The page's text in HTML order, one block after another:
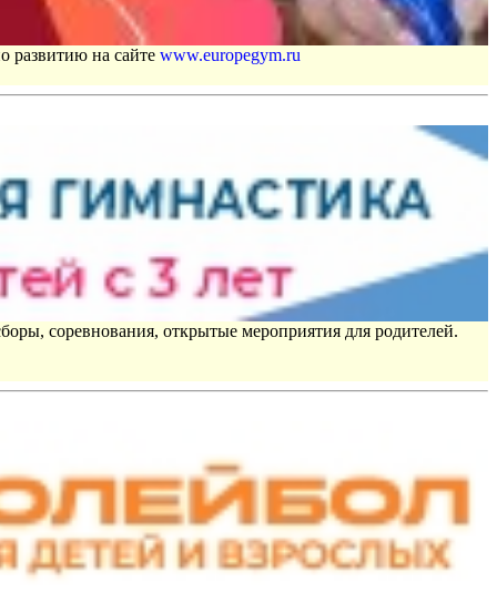
развитию на сайте www.europegym.ru
соревнования, открытые мероприятия для родителей.